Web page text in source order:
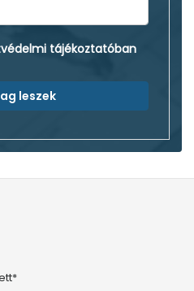
tájékoztatóban
leszek